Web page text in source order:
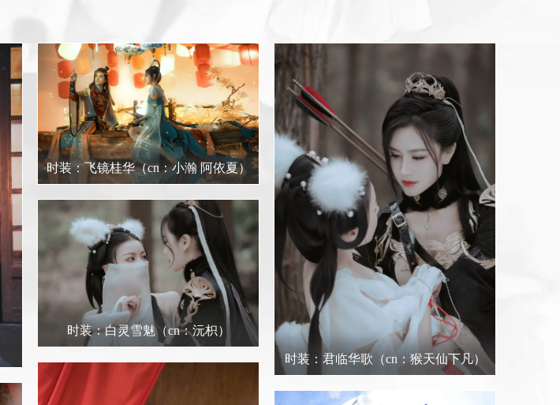
时装：飞镜桂华（cn：小瀚 阿依夏）
时装：君临华歌 （cn：猴天仙下凡）
时装：白灵雪魅（cn：沅枳）